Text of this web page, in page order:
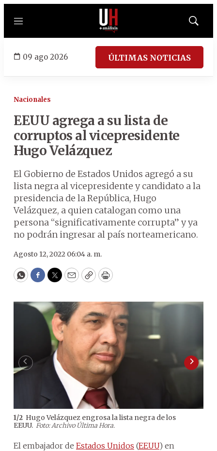
Menú
Mostrar
09 ago 2026 ÚLTIMAS NOTICIAS
Nacionales
EEUU agrega a su lista de
corruptos al vicepresidente
Hugo Velázquez
El Gobierno de Estados Unidos agregó a su
lista negra al vicepresidente y candidato a la
presidencia de la República, Hugo
Velázquez, a quien catalogan como una
persona “significativamente corrupta” y ya
no podrán ingresar al país norteamericano.
Agosto 12, 2022 06:04 a. m.
WhatsApp
Facebook
Twitter
EmailCopyPrint
1/2 Hugo Velázquez engrosa la lista negra de los
EEUU. Foto: Archivo Última Hora.
El embajador de Estados Unidos (EEUU) en